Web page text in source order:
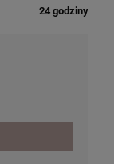
24 godziny